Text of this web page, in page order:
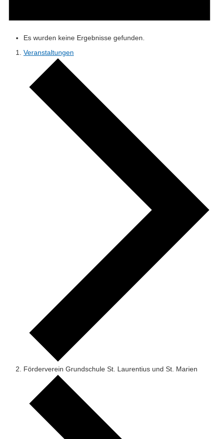
Es wurden keine Ergebnisse gefunden.
Veranstaltungen
Förderverein Grundschule St. Laurentius und St. Marien